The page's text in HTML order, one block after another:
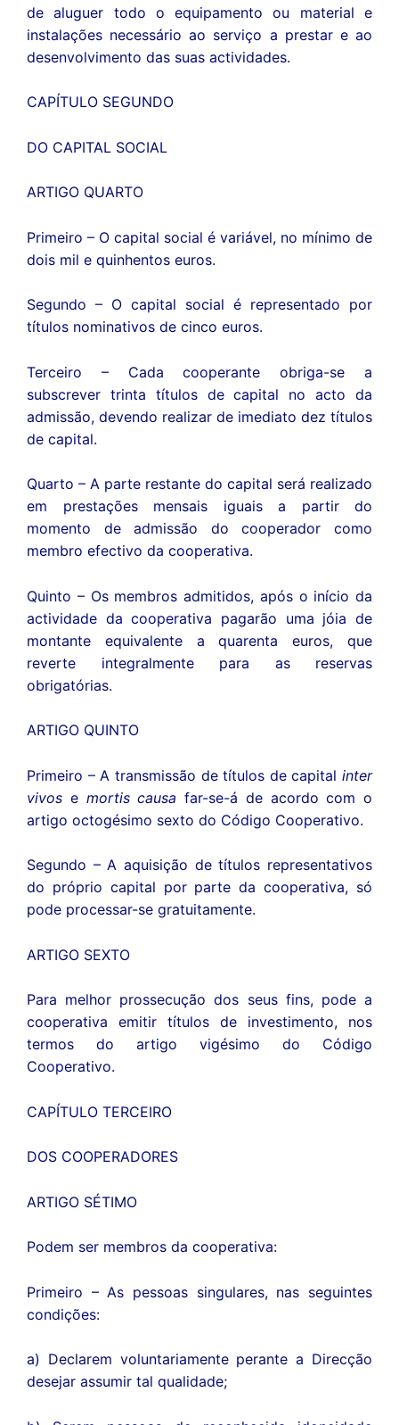
de aluguer todo o equipamento ou material e
instalações necessário ao serviço a prestar e ao
desenvolvimento das suas actividades.
CAPÍTULO SEGUNDO
DO CAPITAL SOCIAL
ARTIGO QUARTO
Primeiro – O capital social é variável, no mínimo de
dois mil e quinhentos euros.
Segundo – O capital social é representado por
títulos nominativos de cinco euros.
Terceiro – Cada cooperante obriga-se a
subscrever trinta títulos de capital no acto da
admissão, devendo realizar de imediato dez títulos
de capital.
Quarto – A parte restante do capital será realizado
em prestações mensais iguais a partir do
momento de admissão do cooperador como
membro efectivo da cooperativa.
Quinto – Os membros admitidos, após o início da
actividade da cooperativa pagarão uma jóia de
montante equivalente a quarenta euros, que
reverte integralmente para as reservas
obrigatórias.
ARTIGO QUINTO
Primeiro – A transmissão de títulos de capital inter
vivos e mortis causa far-se-á de acordo com o
artigo octogésimo sexto do Código Cooperativo.
Segundo – A aquisição de títulos representativos
do próprio capital por parte da cooperativa, só
pode processar-se gratuitamente.
ARTIGO SEXTO
Para melhor prossecução dos seus fins, pode a
cooperativa emitir títulos de investimento, nos
termos do artigo vigésimo do Código
Cooperativo.
CAPÍTULO TERCEIRO
DOS COOPERADORES
ARTIGO SÉTIMO
Podem ser membros da cooperativa:
Primeiro – As pessoas singulares, nas seguintes
condições:
a) Declarem voluntariamente perante a Direcção
desejar assumir tal qualidade;